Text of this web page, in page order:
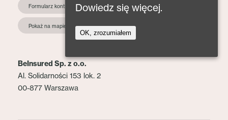
Formularz kontaktowy
Pokaż na mapie
BeInsured Sp. z o.o.
Al. Solidarności 153 lok. 2
00-877 Warszawa
Dowiedz się więcej.
OK, zrozumiałem